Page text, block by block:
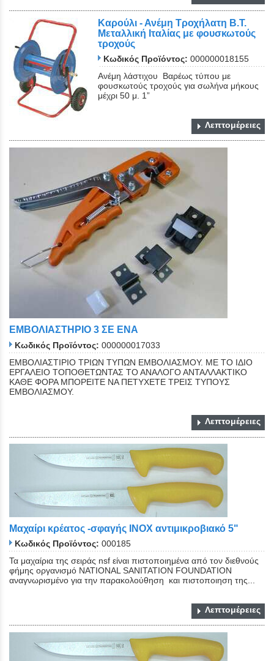
Καρούλι - Ανέμη Τροχήλατη Β.Τ.
Μεταλλική Ιταλίας με φουσκωτούς
τροχούς
Κωδικός Προϊόντος: 000000018155
Ανέμη λάστιχου Βαρέως τύπου με
φουσκωτούς τροχούς για σωλήνα μήκους
μέχρι 50 μ. 1”
Λεπτομέρειες
ΕΜΒΟΛΙΑΣΤΗΡΙΟ 3 ΣΕ ΕΝΑ
Κωδικός Προϊόντος: 000000017033
ΕΜΒΟΛΙΑΣΤΙΡΙΟ ΤΡΙΩΝ ΤΥΠΩΝ ΕΜΒΟΛΙΑΣΜΟΥ. ΜΕ ΤΟ ΙΔΙΟ
ΕΡΓΑΛΕΙΟ ΤΟΠΟΘΕΤΩΝΤΑΣ ΤΟ ΑΝΑΛΟΓΟ ΑΝΤΑΛΛΑΚΤΙΚΟ
ΚΑΘΕ ΦΟΡΑ ΜΠΟΡΕΙΤΕ ΝΑ ΠΕΤΥΧΕΤΕ ΤΡΕΙΣ ΤΥΠΟΥΣ
ΕΜΒΟΛΙΑΣΜΟΥ.
Λεπτομέρειες
Μαχαίρι κρέατος -σφαγής ΙΝΟΧ αντιμικροβιακό 5"
Κωδικός Προϊόντος: 000185
Τα μαχαίρια της σειράς nsf είναι πιστοποιημένα από τον διεθνούς
φήμης οργανισμό NATIONAL SANITATION FOUNDATION
αναγνωρισμένο για την παρακολούθηση και πιστοποιηση της...
Λεπτομέρειες